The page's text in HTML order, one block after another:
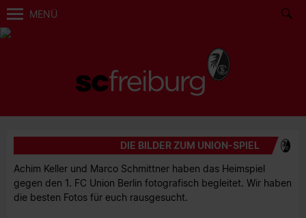
MENÜ
DIE BILDER ZUM UNION-SPIEL
Achim Keller und Marco Schmittner haben das Heimspiel
gegen den 1. FC Union Berlin fotografisch begleitet. Wir haben
die besten Fotos für euch rausgesucht.